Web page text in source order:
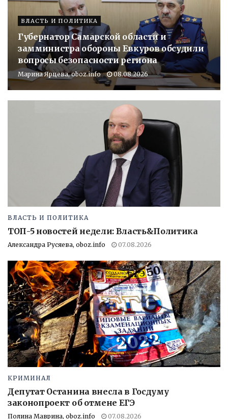
ВЛАСТЬ И ПОЛИТИКА
Губернатор Самарской области и
замминистра обороны Евкуров обсудили
вопросы безопасности региона
Марина Ярцева, oboz.info 08.08.2026
ВЛАСТЬ И ПОЛИТИКА
ТОП-5 новостей недели: Власть&Политика
Александра Русяева, oboz.info 07.08.2026
КРИМИНАЛ
Депутат Останина внесла в Госдуму
законопроект об отмене ЕГЭ
Полина Маврина, oboz.info 07.08.2026